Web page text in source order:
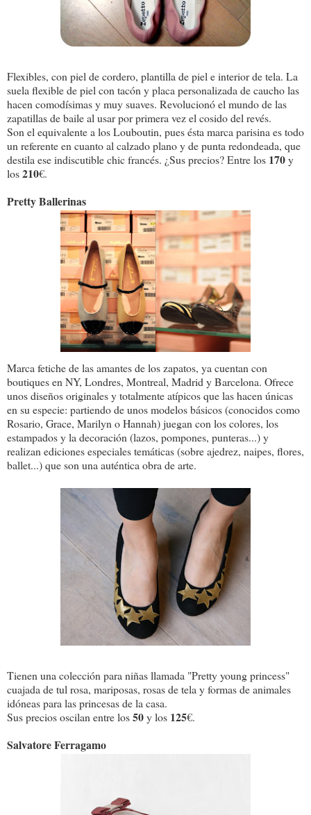
Flexibles, con piel de cordero, plantilla de piel e interior de tela. La
suela flexible de piel con tacón y placa personalizada de caucho las
hacen comodísimas y muy suaves. Revolucionó el mundo de las
zapatillas de baile al usar por primera vez el cosido del revés.
Son el equivalente a los Louboutin, pues ésta marca parisina es todo
un referente en cuanto al calzado plano y de punta redondeada, que
destila ese indiscutible chic francés. ¿Sus precios? Entre los 170y
los210€.
Pretty Ballerinas
Marca fetiche de las amantes de los zapatos, ya cuentan con
boutiques en NY, Londres, Montreal, Madrid y Barcelona. Ofrece
unos diseños originales y totalmente atípicos que las hacen únicas
en su especie: partiendo de unos modelos básicos (conocidos como
Rosario, Grace, Marilyn o Hannah) juegan con los colores, los
estampados y la decoración (lazos, pompones, punteras...) y
realizan ediciones especiales temáticas (sobre ajedrez, naipes, flores,
ballet...) que son una auténtica obra de arte.
Tienen una colección para niñas llamada "Pretty young princess"
cuajada de tul rosa, mariposas, rosas de tela y formas de animales
idóneas para las princesas de la casa.
Sus precios oscilan entre los50y los 125€.
Salvatore Ferragamo